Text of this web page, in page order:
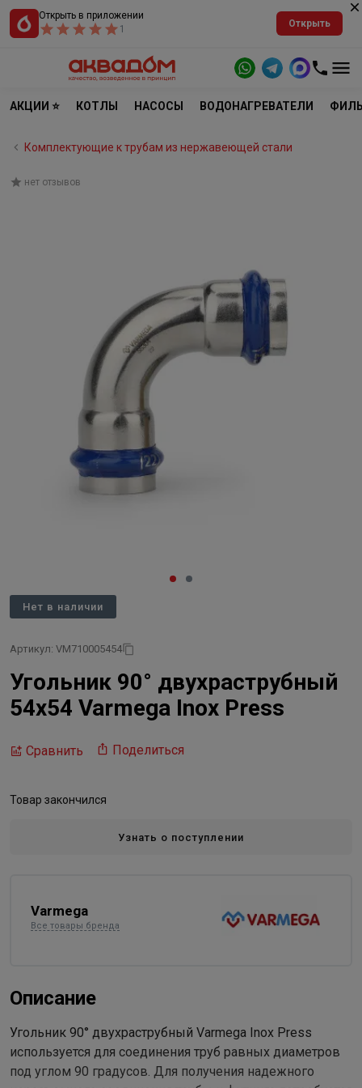
Открыть в приложении
1
Открыть
АКЦИИ ⭐ КОТЛЫ НАСОСЫ ВОДОНАГРЕВАТЕЛИ
Комплектующие к трубам из нержавеющей стали
нет отзывов
Нет в наличии
Артикул: VM710005454
Угольник 90° двухраструбный
54x54 Varmega Inox Press
Сравнить Поделиться
Товар закончился
Узнать о поступлении
Varmega
Все товары бренда
Описание
Угольник 90° двухраструбный Varmega Inox Press
используется для соединения труб равных диаметров
под углом 90 градусов. Для получения надежного